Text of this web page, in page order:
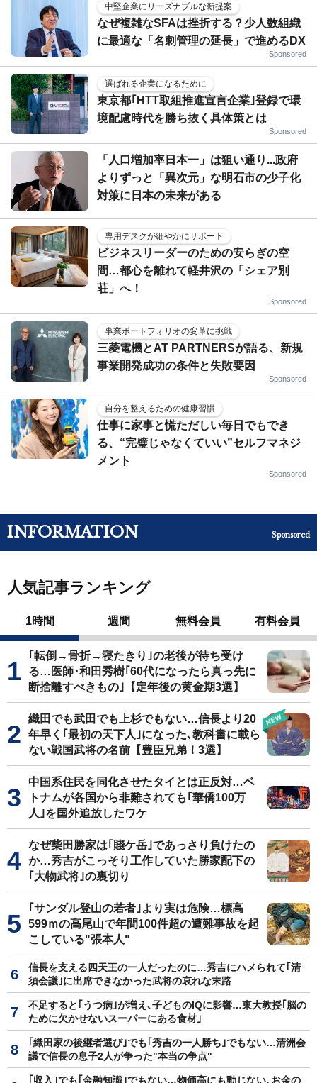
中堅企業にリーズナブルな新提案
なぜ複雑なSFAは挫折する？少人数組織
に最適な「名刺管理の延長」で進めるDX
Sponsored
選ばれる企業になるために
東京都｢HTT取組推進宣言企業｣登録で環
境配慮時代を勝ち抜く具体策とは
Sponsored
「人口増加率日本一」は狙い通り...政府
よりずっと「異次元」な明石市の少子化
対策に日本の未来がある
専用デスクが細やかにサポート
ビジネスリーダーのための安らぎの空
間…都心を離れて軽井沢の「シェア別
荘」へ！
Sponsored
事業ポートフォリオの変革に挑戦
三菱電機とAT PARTNERSが語る、新規
事業開発成功の条件と失敗要因
Sponsored
自分を整えるための健康習慣
仕事に家事と慌ただしい毎日でもでき
る、“完璧じゃなくていい”セルフマネジ
メント
Sponsored
INFORMATION Sponsored
人気記事ランキング
1時間 週間 無料会員 有料会員
｢転倒→骨折→寝たきり｣の老後が待ち受け
る…医師･和田秀樹｢60代になったら真っ先に
断捨離すべきもの｣【定年後の黄金期3選】
織田でも武田でも上杉でもない…信長より20
年早く｢最初の天下人｣になった､教科書に載ら
ない戦国武将の名前【豊臣兄弟！3選】
中国系住民を同化させたタイとは正反対…ベ
トナムが各国から非難されても｢華僑100万
人｣を国外追放したワケ
なぜ柴田勝家は｢賤ケ岳｣であっさり負けたの
か…秀吉がこっそり工作していた勝家配下の
｢大物武将｣の裏切り
｢サンダル登山の若者｣より実は危険…標高
599ｍの高尾山で年間100件超の遭難事故を起
こしている"張本人"
信長を支える四天王の一人だったのに…秀吉にハメられて｢清
須会議｣に出席できなかった武将の哀れな末路
不足すると｢うつ病｣が増え､子どものIQに影響…東大教授｢脳の
ために欠かせないスーパーにある食材｣
｢織田家の後継者選び｣でも｢秀吉の一人勝ち｣でもない…清洲会
議で信長の息子2人が争った"本当の争点"
｢収入｣でも｢金融知識｣でもない…物価高にも動じない､お金の